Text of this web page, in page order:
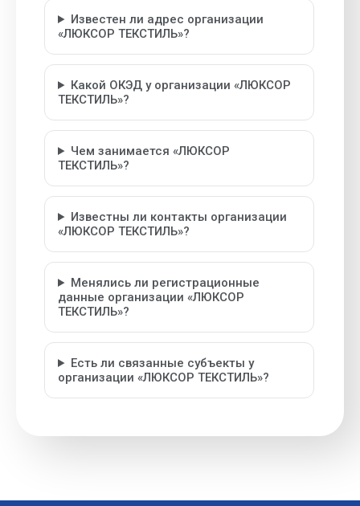
Известен ли адрес организации
«ЛЮКСОР ТЕКСТИЛЬ»?
Какой ОКЭД у организации «ЛЮКСОР
ТЕКСТИЛЬ»?
Чем занимается «ЛЮКСОР
ТЕКСТИЛЬ»?
Известны ли контакты организации
«ЛЮКСОР ТЕКСТИЛЬ»?
Менялись ли регистрационные
данные организации «ЛЮКСОР
ТЕКСТИЛЬ»?
Есть ли связанные субъекты у
организации «ЛЮКСОР ТЕКСТИЛЬ»?